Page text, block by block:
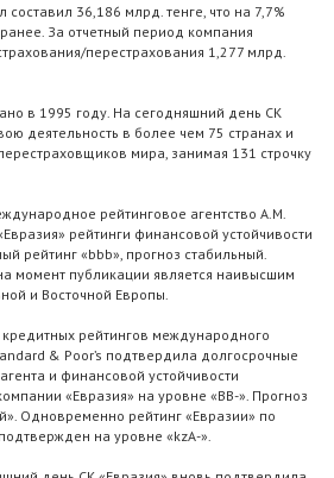
составил 36,186 млрд. тенге, что на 7,7%
За отчетный период компания
перестрахования 1,277 млрд.
в 1995 году. На сегодняшний день СК
деятельность в более чем 75 странах и
мира, занимая 131 строчку
рейтинговое агентство A.M.
рейтинги финансовой устойчивости
рейтинг «bbb», прогноз стабильный.
момент публикации является наивысшим
и Восточной Европы.
рейтингов международного
& Poor’s подтвердила долгосрочные
и финансовой устойчивости
«Евразия» на уровне «BB-». Прогноз
Одновременно рейтинг «Евразии» по
на уровне «kzA-».